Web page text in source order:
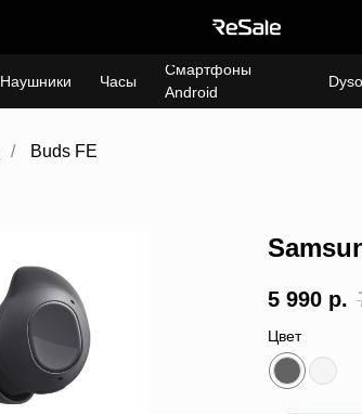
Смартфоны
Android
Часы
Наушники
/ Buds FE
5 990 р.
Цвет